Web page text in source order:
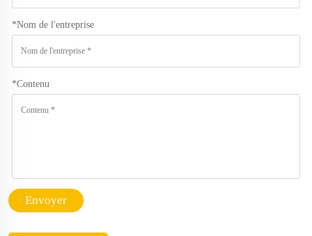
*Nom de l'entreprise
*Contenu
Envoyer